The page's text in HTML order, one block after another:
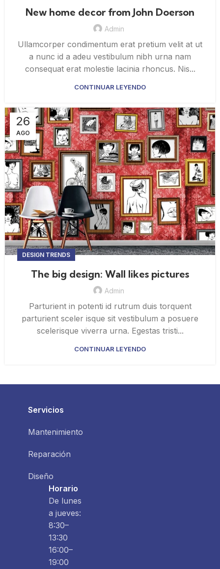
New home decor from John Doerson
Admin
Ullamcorper condimentum erat pretium velit at ut
a nunc id a adeu vestibulum nibh urna nam
consequat erat molestie lacinia rhoncus. Nis...
CONTINUAR LEYENDO
26
AGO
DESIGN TRENDS
The big design: Wall likes pictures
Admin
Parturient in potenti id rutrum duis torquent
parturient sceler isque sit vestibulum a posuere
scelerisque viverra urna. Egestas tristi...
CONTINUAR LEYENDO
Servicios
Mantenimiento
Reparación
Diseño
Horario
De lunes
a jueves:
8:30–
13:30
16:00–
19:00